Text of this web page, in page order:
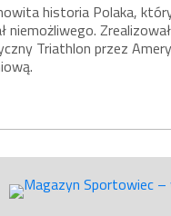
historia Polaka,
niemożliwego. Zrealizował
Triathlon przez